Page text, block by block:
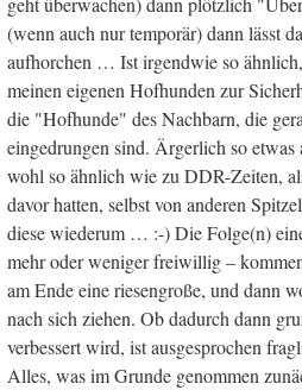
(wenn auch nur temporär) dann lässt
aufhorchen … Ist irgendwie so
meinen eigenen Hofhunden zur
die "Hofhunde" des Nachbarn, die
eingedrungen sind. Ärgerlich so
wohl so ähnlich wie zu DDR-Zeiten,
davor hatten, selbst von anderen
diese wiederum … :-) Die Folge(n)
mehr oder weniger freiwillig –
am Ende eine riesengroße, und dann
nach sich ziehen. Ob dadurch dann
verbessert wird, ist ausgesprochen
Alles, was im Grunde genommen